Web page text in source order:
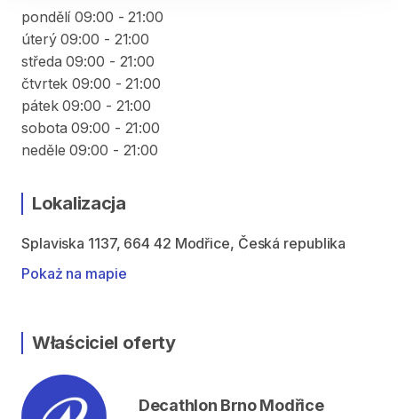
pondělí 09:00 - 21:00
úterý 09:00 - 21:00
středa 09:00 - 21:00
čtvrtek 09:00 - 21:00
pátek 09:00 - 21:00
sobota 09:00 - 21:00
neděle 09:00 - 21:00
Lokalizacja
Splaviska 1137, 664 42 Modřice, Česká republika
Pokaż na mapie
Właściciel oferty
Decathlon Brno Modřice